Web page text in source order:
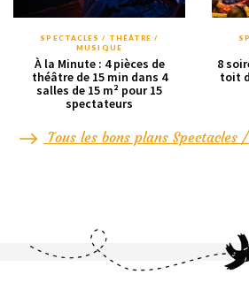
SPECTACLES / THÉÂTRE /
MUSIQUE
À la Minute : 4 pièces de
théâtre de 15 min dans 4
salles de 15 m² pour 15
spectateurs
8
toit
Tous les bons plans